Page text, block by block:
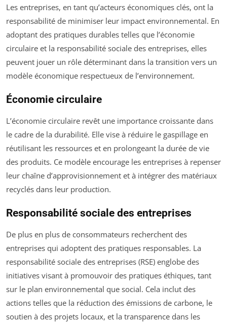
Les entreprises, en tant qu’acteurs économiques clés, ont la
responsabilité de minimiser leur impact environnemental. En
adoptant des pratiques durables telles que l’économie
circulaire et la responsabilité sociale des entreprises, elles
peuvent jouer un rôle déterminant dans la transition vers un
modèle économique respectueux de l’environnement.
Économie circulaire
L’économie circulaire revêt une importance croissante dans
le cadre de la durabilité. Elle vise à réduire le gaspillage en
réutilisant les ressources et en prolongeant la durée de vie
des produits. Ce modèle encourage les entreprises à repenser
leur chaîne d’approvisionnement et à intégrer des matériaux
recyclés dans leur production.
Responsabilité sociale des entreprises
De plus en plus de consommateurs recherchent des
entreprises qui adoptent des pratiques responsables. La
responsabilité sociale des entreprises (RSE) englobe des
initiatives visant à promouvoir des pratiques éthiques, tant
sur le plan environnemental que social. Cela inclut des
actions telles que la réduction des émissions de carbone, le
soutien à des projets locaux, et la transparence dans les